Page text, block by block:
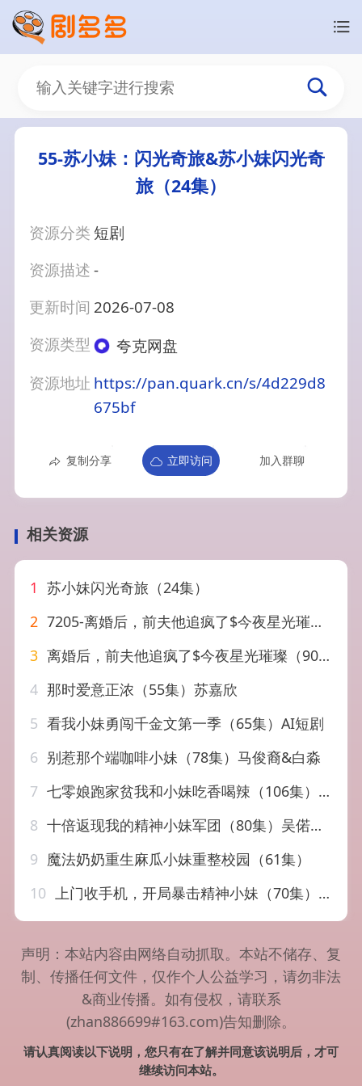
55-苏小妹：闪光奇旅&苏小妹闪光奇
旅（24集）
资源分类 短剧
资源描述-
更新时间 2026-07-08
资源类型
夸克网盘
资源地址 https://pan.quark.cn/s/4d229d8
675bf
复制分享 立即访问 加入群聊
相关资源
1 苏小妹闪光奇旅（24集）
2 7205-离婚后，前夫他追疯了$今夜星光璀璨（90集）苏小妹
3 离婚后，前夫他追疯了$今夜星光璀璨（90集）苏小妹
4 那时爱意正浓（55集）苏嘉欣
5 看我小妹勇闯千金文第一季（65集）AI短剧
6 别惹那个端咖啡小妹（78集）马俊裔&白淼
7 七零娘跑家贫我和小妹吃香喝辣（106集）谢瀚杰&张星禾
8 十倍返现我的精神小妹军团（80集）吴偌伊&田井阳
9 魔法奶奶重生麻瓜小妹重整校园（61集）
10 上门收手机，开局暴击精神小妹（70集）张予晴＆沈驰
声明：本站内容由网络自动抓取。本站不储存、复
制、传播任何文件，仅作个人公益学习，请勿非法
&商业传播。如有侵权，请联系
(zhan886699#163.com)告知删除。
请认真阅读以下说明，您只有在了解并同意该说明后，才可
继续访问本站。